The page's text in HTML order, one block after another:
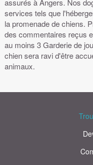
assurés à Angers. Nos
services tels que
la promenade de chiens.
des commentaires reçus
au moins 3 Garderie de
chien sera ravi d'être
animaux.